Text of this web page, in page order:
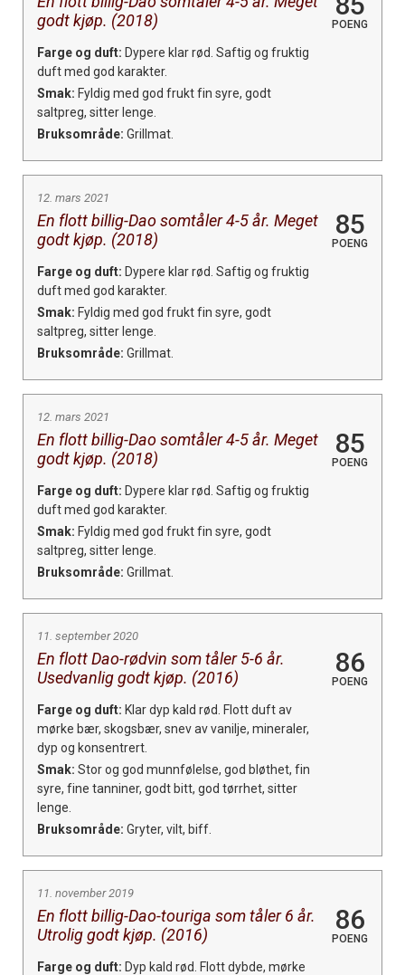
godt kjøp. (2018)
POENG
Farge og duft: Dypere klar rød. Saftig og fruktig
duft med god karakter.
Smak: Fyldig med god frukt fin syre, godt
saltpreg, sitter lenge.
Bruksområde: Grillmat.
12. mars 2021
En flott billig-Dao somtåler 4-5 år. Meget
godt kjøp. (2018)
85
POENG
Farge og duft: Dypere klar rød. Saftig og fruktig
duft med god karakter.
Smak: Fyldig med god frukt fin syre, godt
saltpreg, sitter lenge.
Bruksområde: Grillmat.
12. mars 2021
En flott billig-Dao somtåler 4-5 år. Meget
godt kjøp. (2018)
85
POENG
Farge og duft: Dypere klar rød. Saftig og fruktig
duft med god karakter.
Smak: Fyldig med god frukt fin syre, godt
saltpreg, sitter lenge.
Bruksområde: Grillmat.
11. september 2020
En flott Dao-rødvin som tåler 5-6 år.
Usedvanlig godt kjøp. (2016)
86
POENG
Farge og duft: Klar dyp kald rød. Flott duft av
mørke bær, skogsbær, snev av vanilje, mineraler,
dyp og konsentrert.
Smak: Stor og god munnfølelse, god bløthet, fin
syre, fine tanniner, godt bitt, god tørrhet, sitter
lenge.
Bruksområde: Gryter, vilt, biff.
11. november 2019
En flott billig-Dao-touriga som tåler 6 år.
Utrolig godt kjøp. (2016)
86
POENG
Farge og duft: Dyp kald rød. Flott dybde, mørke